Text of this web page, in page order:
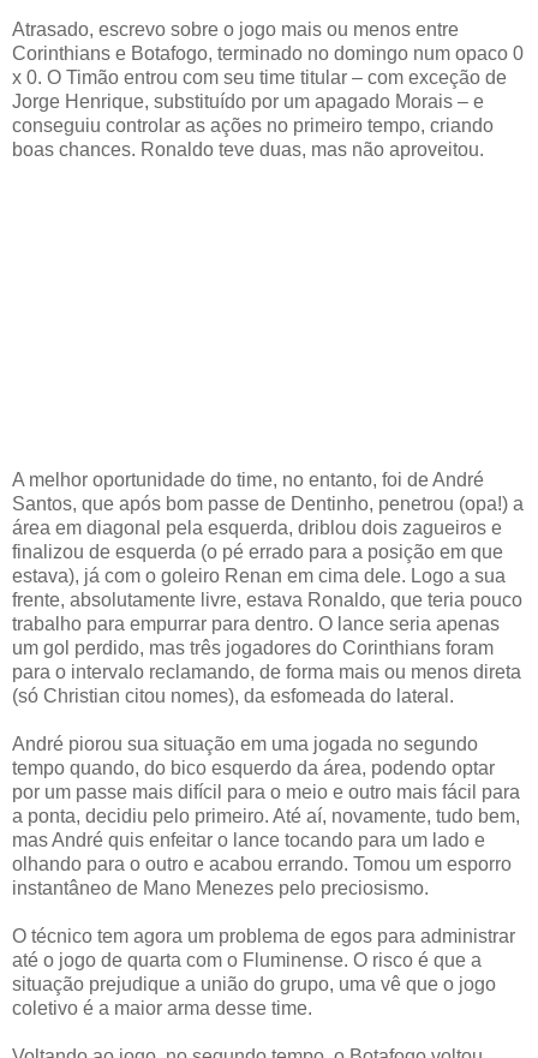
Atrasado, escrevo sobre o jogo mais ou menos entre
Corinthians e Botafogo, terminado no domingo num opaco 0
x 0. O Timão entrou com seu time titular – com exceção de
Jorge Henrique, substituído por um apagado Morais – e
conseguiu controlar as ações no primeiro tempo, criando
boas chances. Ronaldo teve duas, mas não aproveitou.
A melhor oportunidade do time, no entanto, foi de André
Santos, que após bom passe de Dentinho, penetrou (opa!) a
área em diagonal pela esquerda, driblou dois zagueiros e
finalizou de esquerda (o pé errado para a posição em que
estava), já com o goleiro Renan em cima dele. Logo a sua
frente, absolutamente livre, estava Ronaldo, que teria pouco
trabalho para empurrar para dentro. O lance seria apenas
um gol perdido, mas três jogadores do Corinthians foram
para o intervalo reclamando, de forma mais ou menos direta
(só Christian citou nomes), da esfomeada do lateral.
André piorou sua situação em uma jogada no segundo
tempo quando, do bico esquerdo da área, podendo optar
por um passe mais difícil para o meio e outro mais fácil para
a ponta, decidiu pelo primeiro. Até aí, novamente, tudo bem,
mas André quis enfeitar o lance tocando para um lado e
olhando para o outro e acabou errando. Tomou um esporro
instantâneo de Mano Menezes pelo preciosismo.
O técnico tem agora um problema de egos para administrar
até o jogo de quarta com o Fluminense. O risco é que a
situação prejudique a união do grupo, uma vê que o jogo
coletivo é a maior arma desse time.